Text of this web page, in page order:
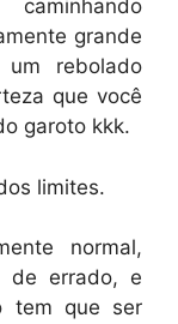
grande
rebolado
que você
garoto kkk.
limites.
normal,
de errado, e
tem que ser